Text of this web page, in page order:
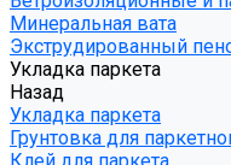
Минеральная вата
Экструдированный
Укладка паркета
Назад
Укладка паркета
Грунтовка для